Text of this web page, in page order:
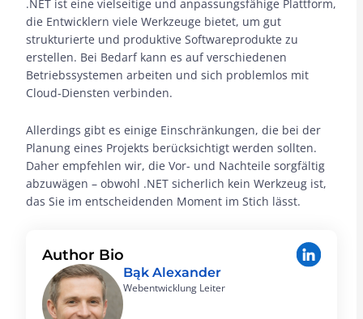
.NET ist eine vielseitige und anpassungsfähige Plattform,
die Entwicklern viele Werkzeuge bietet, um gut
strukturierte und produktive Softwareprodukte zu
erstellen. Bei Bedarf kann es auf verschiedenen
Betriebssystemen arbeiten und sich problemlos mit
Cloud-Diensten verbinden.
Allerdings gibt es einige Einschränkungen, die bei der
Planung eines Projekts berücksichtigt werden sollten.
Daher empfehlen wir, die Vor- und Nachteile sorgfältig
abzuwägen – obwohl .NET sicherlich kein Werkzeug ist,
das Sie im entscheidenden Moment im Stich lässt.
Author Bio
Bąk Alexander
Webentwicklung Leiter